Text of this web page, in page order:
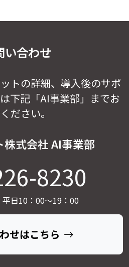
い合わせ
トの詳細、導入後のサポ
下記「AI事業部」までお
ださい。
株式会社 AI事業部
8230
日10：00～19：00
せはこちら